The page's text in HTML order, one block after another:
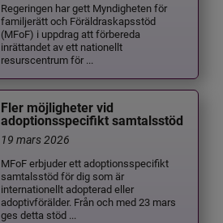
Regeringen har gett Myndigheten för
familjerätt och Föräldraskapsstöd
(MFoF) i uppdrag att förbereda
inrättandet av ett nationellt
resurscentrum för ...
Fler möjligheter vid
adoptionsspecifikt samtalsstöd
19 mars 2026
MFoF erbjuder ett adoptionsspecifikt
samtalsstöd för dig som är
internationellt adopterad eller
adoptivförälder. Från och med 23 mars
ges detta stöd ...